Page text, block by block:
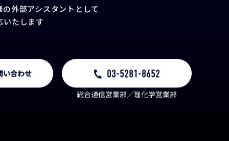
外部アシスタント として
いたします
い合わせ 03-5281-8652
総合通信営業部／理化学営業部